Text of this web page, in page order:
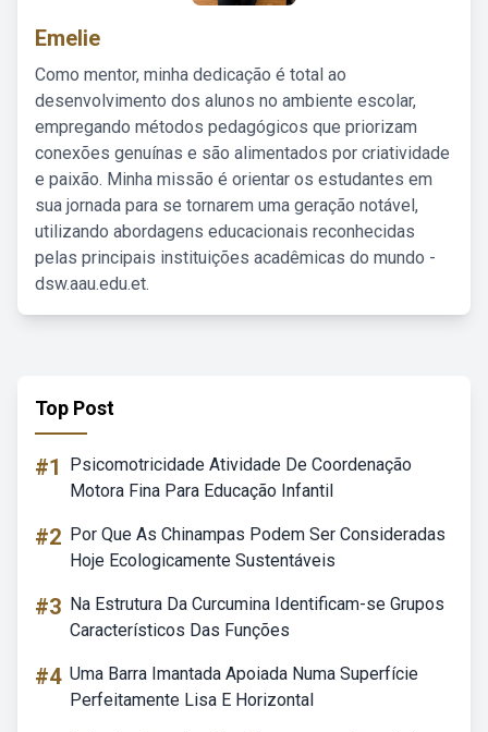
Emelie
Como mentor, minha dedicação é total ao
desenvolvimento dos alunos no ambiente escolar,
empregando métodos pedagógicos que priorizam
conexões genuínas e são alimentados por criatividade
e paixão. Minha missão é orientar os estudantes em
sua jornada para se tornarem uma geração notável,
utilizando abordagens educacionais reconhecidas
pelas principais instituições acadêmicas do mundo -
dsw.aau.edu.et.
Top Post
#1
Psicomotricidade Atividade De Coordenação
Motora Fina Para Educação Infantil
#2 Por Que As Chinampas Podem Ser Consideradas
Hoje Ecologicamente Sustentáveis
#3 Na Estrutura Da Curcumina Identificam-se Grupos
Característicos Das Funções
#4 Uma Barra Imantada Apoiada Numa Superfície
Perfeitamente Lisa E Horizontal